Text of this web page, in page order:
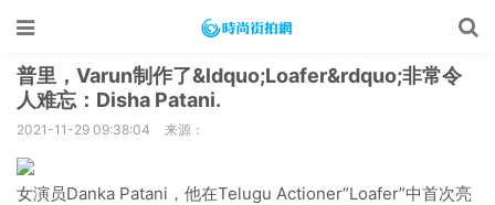
普里，Varun制作了&ldquo;Loafer&rdquo;非常令
人难忘：Disha Patani.
2021-11-29 09:38:04 来源：
女演员Danka Patani，他在Telugu Actioner“Loafer”中首次亮